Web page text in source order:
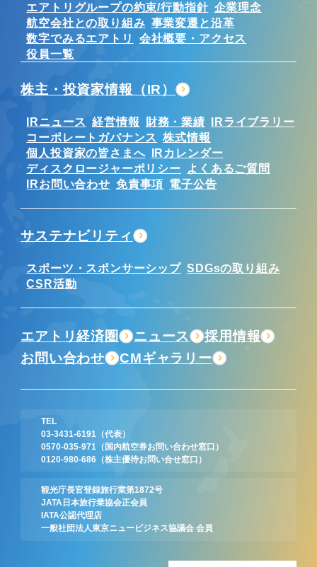
TEL
03-3431-6191
（代表）
0570-035-971
（国内航空券お問い合わせ窓口）
0120-980-686 （株主優待お問い合せ窓口）
観光庁長官登録旅行業第1872号
JATA日本旅行業協会正会員
IATA公認代理店
一般社団法人東京ニュービジネス協議会 会員
エアトリグループの約束/行動指針 企業理念
航空会社との取り組み 事業変遷と沿革
数字でみるエアトリ
会社概要・アクセス
役員一覧
株主・投資家情報（IR）
IRニュース 経営情報 財務・業績 IRライブラリー
コーポレートガバナンス 株式情報
個人投資家の皆さまへ IRカレンダー
ディスクロージャーポリシー
よくあるご質問
IRお問い合わせ 免責事項 電子公告
サステナビリティ
スポーツ・スポンサーシップ SDGsの取り組み
CSR活動
エアトリ経済圏 ニュース
採用情報
お問い合わせ
CMギャラリー